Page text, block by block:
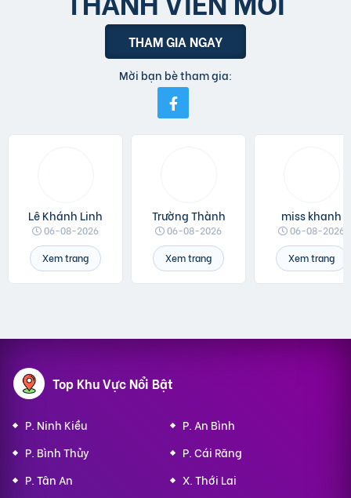
THAM GIA NGAY
Mời bạn bè tham gia:
Lê Khánh Linh
06-08-2026
Xem trang
Trường Thành
06-08-2026
Xem trang
miss khanh
06-08-2026
Xem trang
Top Khu Vực Nổi Bật
P. Ninh Kiều
P. An Bình
P. Bình Thủy
P. Cái Răng
P. Tân An
X. Thới Lai